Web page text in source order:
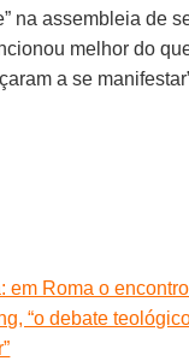
na assembleia de
melhor do
a se
em Roma o
“o debate